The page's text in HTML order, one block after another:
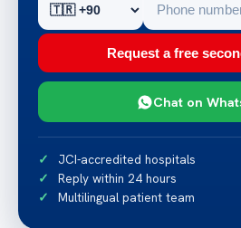
Request a free
Chat on
JCI-accredited hospitals
Reply within 24 hours
Multilingual patient team